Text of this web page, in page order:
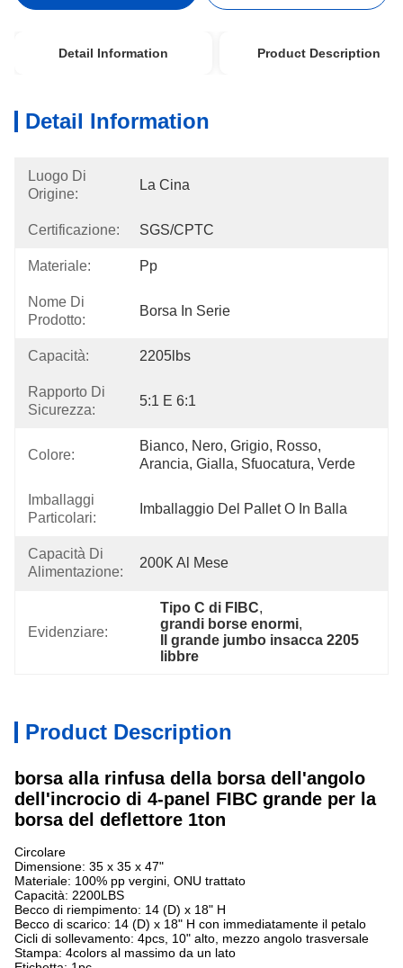
Detail Information Product Description
Detail Information
Luogo Di
Origine:
La Cina
Certificazione: SGS/CPTC
Materiale: Pp
Nome Di
Prodotto:
Borsa In Serie
Capacità: 2205lbs
Rapporto Di
Sicurezza:
5:1 E 6:1
Colore:
Bianco, Nero, Grigio, Rosso,
Arancia, Gialla, Sfuocatura, Verde
Imballaggi
Particolari:
Imballaggio Del Pallet O In Balla
Capacità Di
Alimentazione:
200K Al Mese
Evidenziare:
Tipo C di FIBC,
grandi borse enormi,
Il grande jumbo insacca 2205
libbre
Product Description
borsa alla rinfusa della borsa dell'angolo
dell'incrocio di 4-panel FIBC grande per la
borsa del deflettore 1ton
Circolare
Dimensione: 35 x 35 x 47"
Materiale: 100% pp vergini, ONU trattato
Capacità: 2200LBS
Becco di riempimento: 14 (D) x 18" H
Becco di scarico: 14 (D) x 18" H con immediatamente il petalo
Cicli di sollevamento: 4pcs, 10" alto, mezzo angolo trasversale
Stampa: 4colors al massimo da un lato